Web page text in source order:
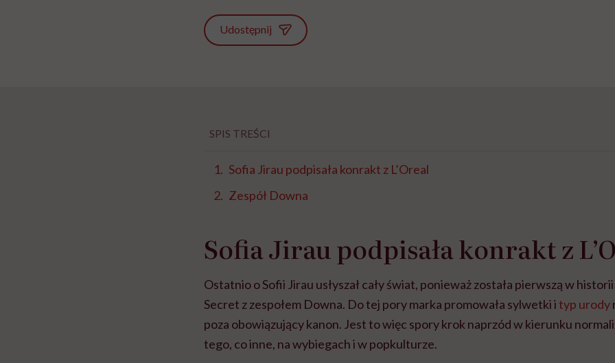
Udostępnij
SPIS TREŚCI
Sofia Jirau podpisała konrakt z L’Oreal
Zespół Downa
Sofia Jirau podpisała konrakt z
Ostatnio o Sofii Jirau usłyszał cały świat, ponieważ została pierwszą w
Secret z zespołem Downa. Do tej pory marka promowała sylwetki ityp urody
poza obowiązujący kanon. Jest to więc spory krok naprzód w kierunku
tego, co inne, na wybiegach i w popkulturze.